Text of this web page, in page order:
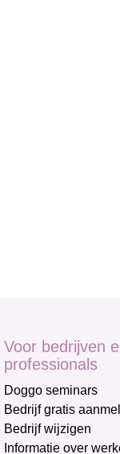
Voor bedrijven
professionals
Doggo seminars
Bedrijf gratis
Bedrijf wijzigen
Informatie over